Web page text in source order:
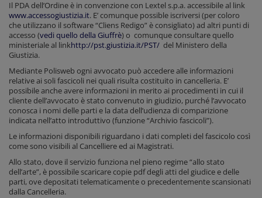
Il PDA dell’Ordine è in convenzione con Lextel s.p.a. accessibile al link
www.accessogiustizia.it. E’ comunque possible iscriversi (per coloro
che utilizzano il software “Cliens Redigo” è consigliato) ad altri punti di
accesso (vedi quello della Giuffrè) o comunque consultare quello
ministeriale al linkhttp://pst.giustizia.it/PST/ del Ministero della
Giustizia.
Mediante Polisweb ogni avvocato può accedere alle informazioni
relative ai soli fascicoli nei quali risulta costituito in cancelleria. E’
possibile anche avere informazioni in merito ai procedimenti in cui il
cliente dell’avvocato è stato convenuto in giudizio, purché l’avvocato
conosca i nomi delle parti e la data dell’udienza di comparizione
indicata nell’atto introduttivo (funzione “Archivio fascicoli”).
Le informazioni disponibili riguardano i dati completi del fascicolo così
come sono visibili al Cancelliere ed ai Magistrati.
Allo stato, dove il servizio funziona nel pieno regime “allo stato
dell’arte”, è possibile scaricare copie pdf degli atti del giudice e delle
parti, ove depositati telematicamente o precedentemente scansionati
dalla Cancelleria.